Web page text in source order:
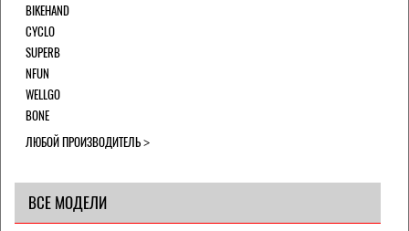
BIKEHAND
CYCLO
SUPERB
NFUN
WELLGO
BONE
ЛЮБОЙ ПРОИЗВОДИТЕЛЬ
ВСЕ МОДЕЛИ